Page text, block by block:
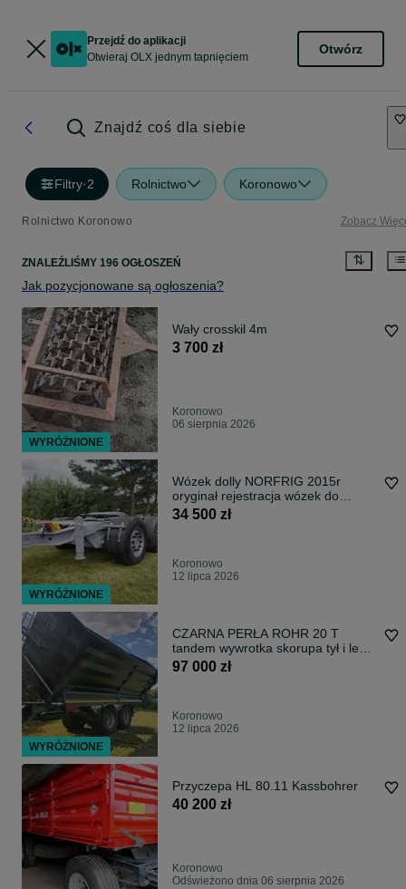
Przejdź do aplikacji
Otwieraj OLX jednym tapnięciem
Otwórz
Znajdź coś dla siebie
Filtry·2 Rolnictwo Koronowo
Rolnictwo Koronowo Zobacz
ZNALEŹLIŚMY 196 OGŁOSZEŃ
Jak pozycjonowane są ogłoszenia?
Wały crosskil 4m
3 700 zł
Koronowo
06 sierpnia 2026
Wózek dolly NORFRIG 2015r
oryginał rejestracja wózek do
naczep FLIEGL SAF
34 500 zł
Koronowo
12 lipca 2026
CZARNA PERŁA ROHR 20 T
tandem wywrotka skorupa tył i lewa
strona koła 650
97 000 zł
Koronowo
12 lipca 2026
Przyczepa HL 80.11 Kassbohrer
40 200 zł
Koronowo
Odświeżono dnia 06 sierpnia 2026
WYRÓŻNIONE
WYRÓŻNIONE
WYRÓŻNIONE